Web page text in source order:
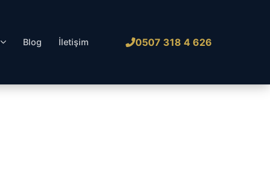
Blog İletişim 0507 318 4 626